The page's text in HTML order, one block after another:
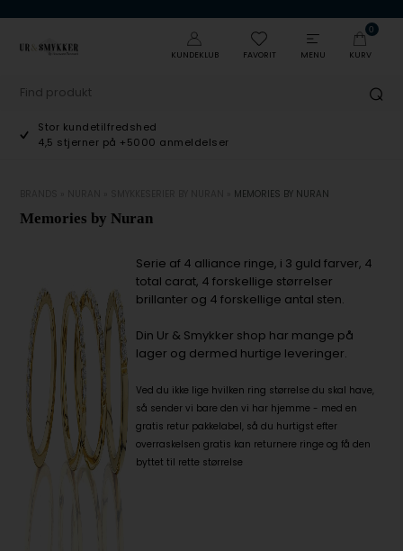
KUNDEKLUB FAVORIT MENU
0
KURV
Stor kundetilfredshed
4,5 stjerner på +5000 anmeldelser
MEMORIES BY NURAN
Memories by Nuran
Serie af 4 alliance ringe, i 3 guld farver, 4
total carat, 4 forskellige størrelser
brillanter og 4 forskellige antal sten.
Din Ur & Smykker shop har mange på
lager og dermed hurtige leveringer.
Ved du ikke lige hvilken ring størrelse du skal have,
så sender vi bare den vi har hjemme - med en
gratis retur pakkelabel, så du hurtigst efter
overraskelsen gratis kan returnere ringe og få den
byttet til rette størrelse